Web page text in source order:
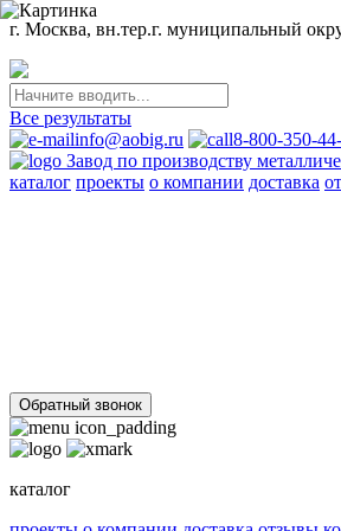
г. Москва, вн.тер.г. муниципальный
Все результаты
info@aobig.ru
8-800-350-
Завод по производству
каталог проекты о компании доставка
Обратный звонок
каталог